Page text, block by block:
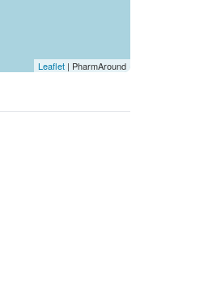
Leaflet | PharmAround